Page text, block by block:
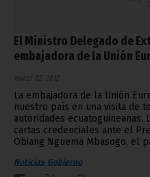
El Ministro Delegado de
embajadora de la Unión
marzo 02, 2012
La embajadora de la Unión
nuestro país en una visita de
autoridades ecuatoguineanas.
cartas credenciales ante el
Obiang Nguema Mbasogo, el
Noticias Gobierno